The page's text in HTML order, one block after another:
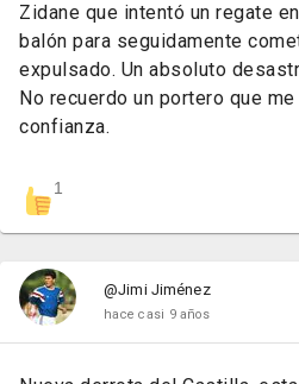
Zidane que intentó un regate
balón para seguidamente
expulsado. Un absoluto
No recuerdo un portero que
confianza.
1
@Jimi Jiménez
hace casi 9 años